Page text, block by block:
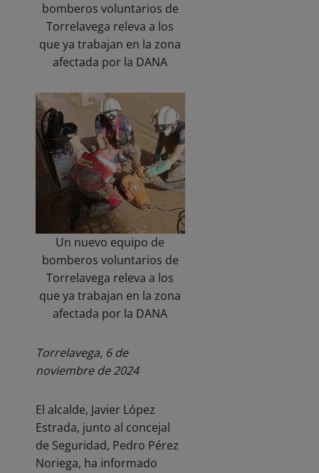
bomberos voluntarios de
Torrelavega releva a los
que ya trabajan en la zona
afectada por la DANA
Un nuevo equipo de
bomberos voluntarios de
Torrelavega releva a los
que ya trabajan en la zona
afectada por la DANA
Torrelavega, 6 de
noviembre de 2024
El alcalde, Javier López
Estrada, junto al concejal
de Seguridad, Pedro Pérez
Noriega, ha informado